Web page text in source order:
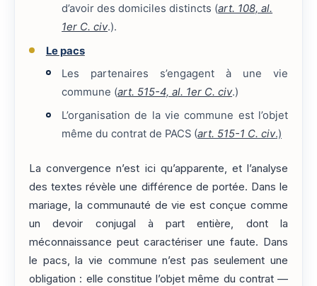
d’avoir des domiciles distincts (art. 108, al.
1er C. civ.).
Le pacs
Les partenaires s’engagent à une vie
commune (art. 515-4, al. 1er C. civ.)
L’organisation de la vie commune est l’objet
même du contrat de PACS (art. 515-1 C. civ.)
La convergence n’est ici qu’apparente, et l’analyse
des textes révèle une différence de portée. Dans le
mariage, la communauté de vie est conçue comme
un devoir conjugal à part entière, dont la
méconnaissance peut caractériser une faute. Dans
le pacs, la vie commune n’est pas seulement une
obligation : elle constitue l’objet même du contrat —